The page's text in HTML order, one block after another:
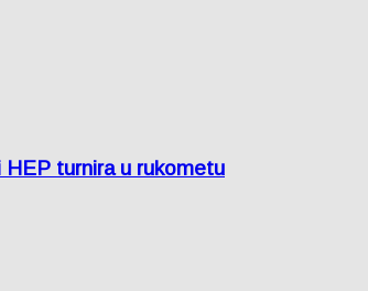
HEP turnira u rukometu